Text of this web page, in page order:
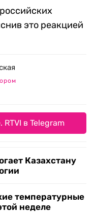
это реакцией
в Telegram
Казахстану
температурные
неделе